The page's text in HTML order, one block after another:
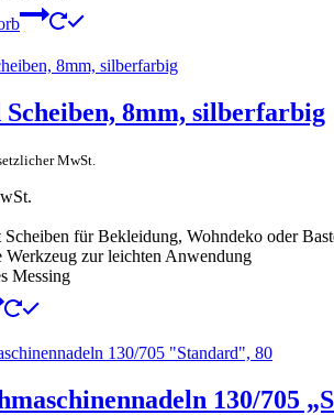
Scheiben, 8mm, silberfarbig
MwSt.
Scheiben für Bekleidung, Wohndeko oder
Werkzeug zur leichten Anwendung
Messing
130/705